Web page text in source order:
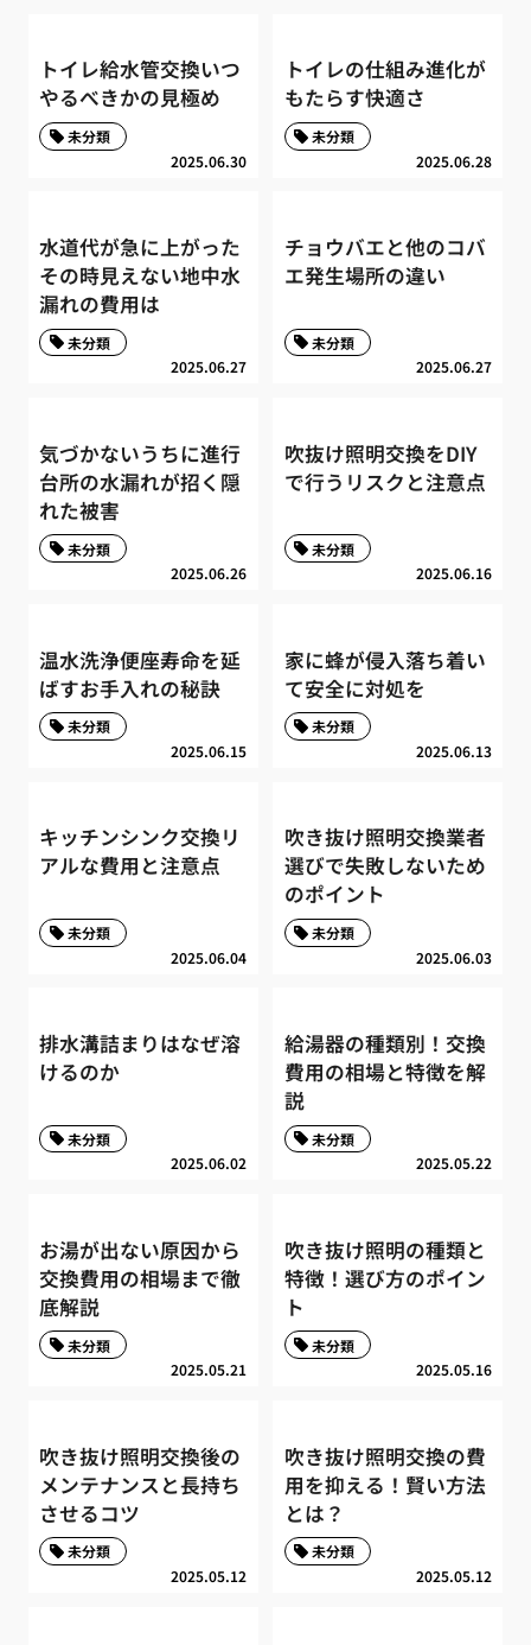
トイレ給水管交換いつ
やるべきかの見極め
2025.06.30
未分類
トイレの仕組み進化が
もたらす快適さ
2025.06.28
未分類
水道代が急に上がった
その時見えない地中水
漏れの費用は
2025.06.27
未分類
チョウバエと他のコバ
エ発生場所の違い
2025.06.27
未分類
気づかないうちに進行
台所の水漏れが招く隠
れた被害
2025.06.26
未分類
吹抜け照明交換をDIY
で行うリスクと注意点
2025.06.16
未分類
温水洗浄便座寿命を延
ばすお手入れの秘訣
2025.06.15
未分類
家に蜂が侵入落ち着い
て安全に対処を
2025.06.13
未分類
キッチンシンク交換リ
アルな費用と注意点
2025.06.04
未分類
吹き抜け照明交換業者
選びで失敗しないため
のポイント
2025.06.03
未分類
排水溝詰まりはなぜ溶
けるのか
2025.06.02
未分類
給湯器の種類別！交換
費用の相場と特徴を解
説
2025.05.22
未分類
お湯が出ない原因から
交換費用の相場まで徹
底解説
2025.05.21
未分類
吹き抜け照明の種類と
特徴！選び方のポイン
ト
2025.05.16
未分類
吹き抜け照明交換後の
メンテナンスと長持ち
させるコツ
2025.05.12
未分類
吹き抜け照明交換の費
用を抑える！賢い方法
とは？
2025.05.12
未分類